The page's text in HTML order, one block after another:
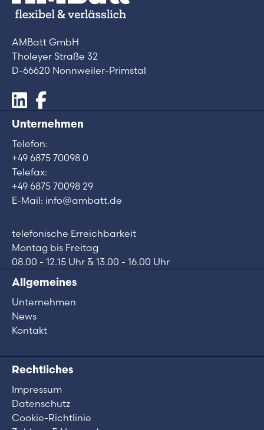
AMBatt GmbH
Tholeyer Straße 32
D-66620 Nonnweiler-Primstal
Unternehmen
Telefon:
+49 6875 70098 0
Telefax:
+49 6875 70098 29
E-Mail: info@ambatt.de
telefonische Erreichbarkeit
Montag bis Freitag
08.00 - 12.15 Uhr & 13.00 - 16.00 Uhr
Allgemeines
Unternehmen
News
Kontakt
Rechtliches
Impressum
Datenschutz
Cookie-Richtlinie